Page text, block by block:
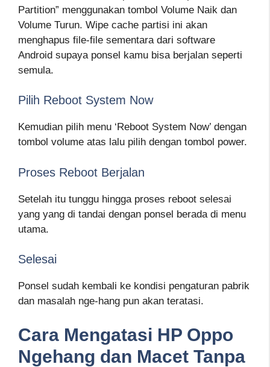
Partition” menggunakan tombol Volume Naik dan
Volume Turun. Wipe cache partisi ini akan
menghapus file-file sementara dari software
Android supaya ponsel kamu bisa berjalan seperti
semula.
Pilih Reboot System Now
Kemudian pilih menu ‘Reboot System Now’ dengan
tombol volume atas lalu pilih dengan tombol power.
Proses Reboot Berjalan
Setelah itu tunggu hingga proses reboot selesai
yang yang di tandai dengan ponsel berada di menu
utama.
Selesai
Ponsel sudah kembali ke kondisi pengaturan pabrik
dan masalah nge-hang pun akan teratasi.
Cara Mengatasi HP Oppo
Ngehang dan Macet Tanpa